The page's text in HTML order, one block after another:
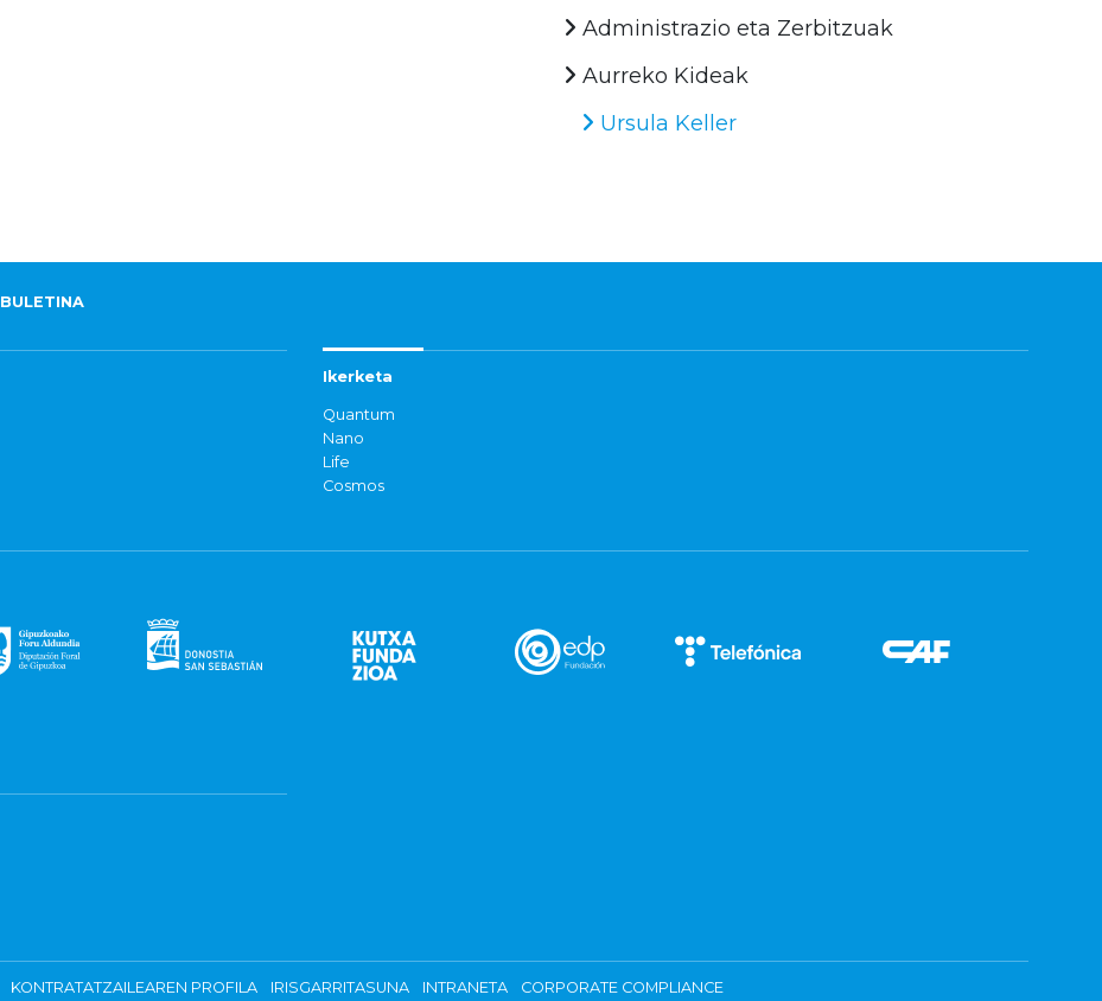
Administrazio eta Zerbitzuak
Aurreko Kideak
Ursula Keller
BULETINA
Ikerketa
Quantum
Nano
Life
Cosmos
KONTRATATZAILEAREN PROFILA IRISGARRITASUNA INTRANETA CORPORATE COMPLIANCE